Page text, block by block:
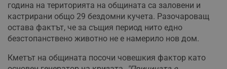
година на територията на общината са заловени и
кастрирани общо 29 бездомни кучета. Разочароващ
остава фактът, че за същия период нито едно
безстопанствено животно не е намерило нов дом.
Кметът на общината посочи човешкия фактор като